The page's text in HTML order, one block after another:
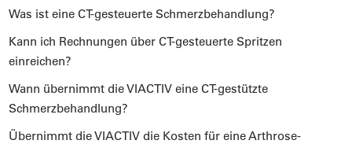
Was ist eine CT-gesteuerte Schmerzbehandlung?
Kann ich Rechnungen über CT-gesteuerte Spritzen
einreichen?
Wann übernimmt die VIACTIV eine CT-gestützte
Schmerzbehandlung?
Übernimmt die VIACTIV die Kosten für eine Arthrose-